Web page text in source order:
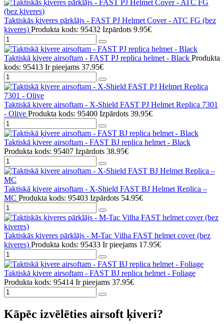
Taktiskās ķiveres pārklājs - FAST PJ Helmet Cover - ATC FG (bez
ķiveres) Produkta kods: 95432 Izpārdots 9.95€
Taktiskā ķivere airsoftam - FAST PJ replica helmet - Black Produkta
kods: 95413 Ir pieejams 37.95€
Taktiskā ķivere airsoftam - X-Shield FAST PJ Helmet Replica 7301
- Olive Produkta kods: 95400 Izpārdots 39.95€
Taktiskā ķivere airsoftam - FAST BJ replica helmet - Black
Produkta kods: 95407 Izpārdots 38.95€
Taktiskā ķivere airsoftam - X-Shield FAST BJ Helmet Replica –
MC Produkta kods: 95403 Izpārdots 54.95€
Taktiskās ķiveres pārklājs - M-Tac Vilha FAST helmet cover (bez
ķiveres) Produkta kods: 95433 Ir pieejams 17.95€
Taktiskā ķivere airsoftam - FAST BJ replica helmet - Foliage
Produkta kods: 95414 Ir pieejams 37.95€
Kāpēc izvēlēties airsoft ķiveri?